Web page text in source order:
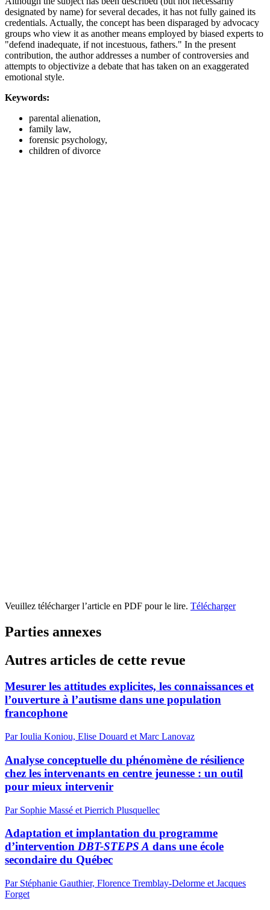
designated by name) for several decades, it has not fully gained its
credentials. Actually, the concept has been disparaged by advocacy
groups who view it as another means employed by biased experts to
"defend inadequate, if not incestuous, fathers." In the present
contribution, the author addresses a number of controversies and
attempts to objectivize a debate that has taken on an exaggerated
emotional style.
Keywords:
parental alienation,
family law,
forensic psychology,
children of divorce
Veuillez télécharger l’article en PDF pour le lire. Télécharger
Parties annexes
Autres articles de cette revue
Mesurer les attitudes explicites, les connaissances et
l’ouverture à l’autisme dans une population
francophone
Par Ioulia Koniou, Elise Douard et Marc Lanovaz
Analyse conceptuelle du phénomène de résilience
chez les intervenants en centre jeunesse : un outil
pour mieux intervenir
Par Sophie Massé et Pierrich Plusquellec
Adaptation et implantation du programme
d’intervention DBT-STEPS A dans une école
secondaire du Québec
Par Stéphanie Gauthier, Florence Tremblay-Delorme et Jacques
Forget